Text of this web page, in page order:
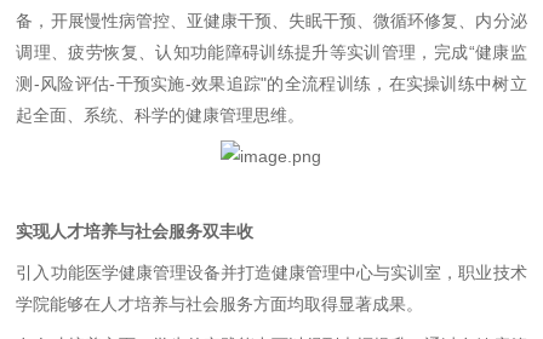
备，开展慢性病管控、亚健康干预、失眠干预、微循环修复、内分泌
调理、疲劳恢复、认知功能障碍训练提升等实训管理，完成“健康监
测 - 风险评估-干预实施-效果追踪"的全流程训练，在实操训练中树立
起全面、系统、科学的健康管理思维。
实现人才培养与社会服务双丰收
引入功能医学健康管理设备并打造健康管理中心与实训室，职业技术
学院能够在人才培养与社会服务方面均取得显著成果。